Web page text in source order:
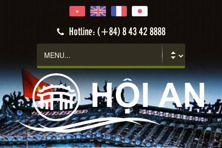
Hotline: (+84) 8 43 42 8888